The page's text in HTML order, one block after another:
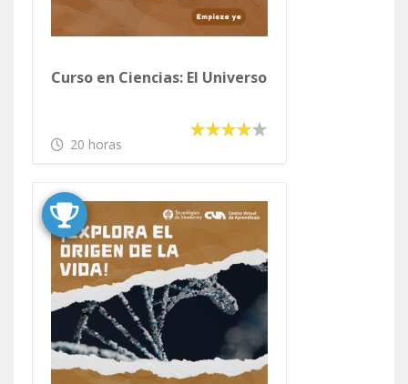
Curso en Ciencias: El Universo
20 horas